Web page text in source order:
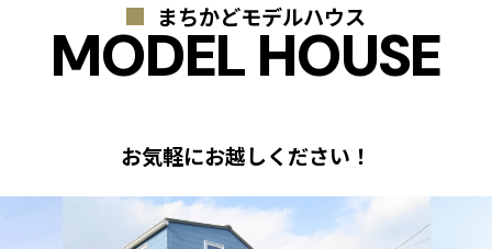
まちかどモデルハウス
MODEL HOUSE
お気軽にお越しください！